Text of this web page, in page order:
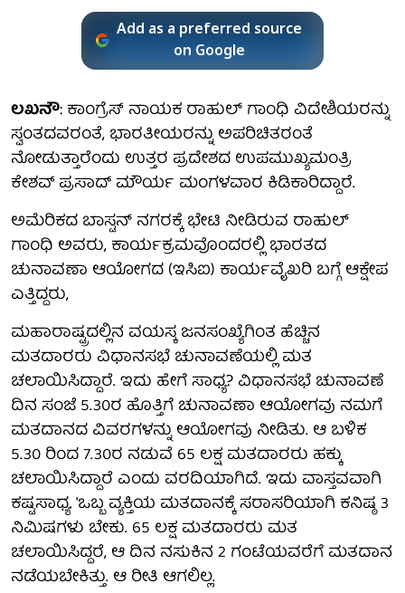
Add as a preferred source
on Google
ಲಖನೌ: ಕಾಂಗ್ರೆಸ್ ನಾಯಕ ರಾಹುಲ್ ಗಾಂಧಿ ವಿದೇಶಿಯರನ್ನು
ಸ್ವಂತದವರಂತೆ, ಭಾರತೀಯರನ್ನು ಅಪರಿಚಿತರಂತೆ
ನೋಡುತ್ತಾರೆಂದು ಉತ್ತರ ಪ್ರದೇಶದ ಉಪಮುಖ್ಯಮಂತ್ರಿ
ಕೇಶವ್ ಪ್ರಸಾದ್ ಮೌರ್ಯ ಮಂಗಳವಾರ ಕಿಡಿಕಾರಿದ್ದಾರೆ.
ಅಮೆರಿಕದ ಬಾಸ್ಟನ್‌ ನಗರಕ್ಕೆ ಭೇಟಿ ನೀಡಿರುವ ರಾಹುಲ್‌
ಗಾಂಧಿ ಅವರು, ಕಾರ್ಯಕ್ರಮವೊಂದರಲ್ಲಿ ಭಾರತದ
ಚುನಾವಣಾ ಆಯೋಗದ (ಇಸಿಐ) ಕಾರ್ಯವೈಖರಿ ಬಗ್ಗೆ ಆಕ್ಷೇಪ
ಎತ್ತಿದ್ದರು,
ಮಹಾರಾಷ್ಟ್ರದಲ್ಲಿನ ವಯಸ್ಕ ಜನಸಂಖ್ಯೆಗಿಂತ ಹೆಚ್ಚಿನ
ಮತದಾರರು ವಿಧಾನಸಭೆ ಚುನಾವಣೆಯಲ್ಲಿ ಮತ
ಚಲಾಯಿಸಿದ್ದಾರೆ. ಇದು ಹೇಗೆ ಸಾಧ್ಯ? ವಿಧಾನಸಭೆ ಚುನಾವಣೆ
ದಿನ ಸಂಜೆ 5.30ರ ಹೊತ್ತಿಗೆ ಚುನಾವಣಾ ಆಯೋಗವು ನಮಗೆ
ಮತದಾನದ ವಿವರಗಳನ್ನು ಆಯೋಗವು ನೀಡಿತು. ಆ ಬಳಿಕ
5.30 ರಿಂದ 7.30ರ ನಡುವೆ 65 ಲಕ್ಷ ಮತದಾರರು ಹಕ್ಕು
ಚಲಾಯಿಸಿದ್ದಾರೆ ಎಂದು ವರದಿಯಾಗಿದೆ. ಇದು ವಾಸ್ತವವಾಗಿ
ಕಷ್ಟಸಾಧ್ಯ. 'ಒಬ್ಬ ವ್ಯಕ್ತಿಯ ಮತದಾನಕ್ಕೆ ಸರಾಸರಿಯಾಗಿ ಕನಿಷ್ಠ 3
ನಿಮಿಷಗಳು ಬೇಕು. 65 ಲಕ್ಷ ಮತದಾರರು ಮತ
ಚಲಾಯಿಸಿದ್ದರೆ, ಆ ದಿನ ನಸುಕಿನ 2 ಗಂಟೆಯವರೆಗೆ ಮತದಾನ
ನಡೆಯಬೇಕಿತ್ತು. ಆ ರೀತಿ ಆಗಲಿಲ್ಲ.